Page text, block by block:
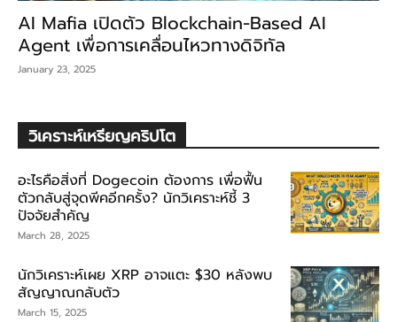
AI Mafia เปิดตัว Blockchain-Based AI
Agent เพื่อการเคลื่อนไหวทางดิจิทัล
January 23, 2025
วิเคราะห์เหรียญคริปโต
อะไรคือสิ่งที่ Dogecoin ต้องการ เพื่อฟื้น
ตัวกลับสู่จุดพีคอีกครั้ง? นักวิเคราะห์ชี้ 3
ปัจจัยสำคัญ
March 28, 2025
นักวิเคราะห์เผย XRP อาจแตะ $30 หลังพบ
สัญญาณกลับตัว
March 15, 2025